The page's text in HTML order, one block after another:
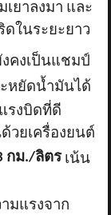
ยาลงมา และ
ดในระยะยาว
งคงเป็นแชมป์
ะหยัดน้ำมันได้
รงบิดที่ดี
วยเครื่องยนต์
กม./ลิตร เน้น
ามแรงจาก